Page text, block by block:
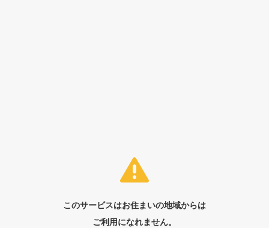
このサービスはお住まいの地域からは
ご利用になれません。